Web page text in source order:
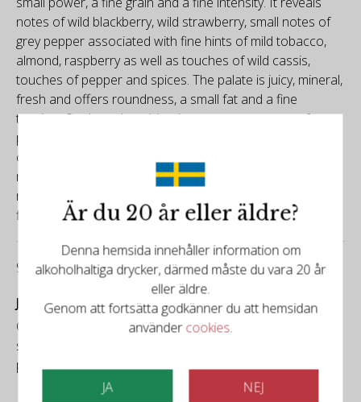
notes of wild blackberry, wild strawberry, small notes of
grey pepper associated with fine hints of mild tobacco,
almond, raspberry as well as touches of wild cassis,
touches of pepper and spices. The palate is juicy, mineral,
fresh and offers roundness, a small fat and a fine
tension. On the palate this wine expresses notes of
pulpy/juicy blackberry, juicy raspberry, small notes of
cassis associated with touches of violet, lily, a racy
minerality/sense of the place as well as hints of zan,
nutmeg and sweet spices. Tannins are well-built and very
finely firm. Good length and good persistence.
92/100
James Suckling
Currant, berry and tobacco aromas and flavors with
some thyme and coffee bean. Full-bodied, chewy and
polished. Needs time to soften. Try after 2024.
Är du 20 år eller äldre?
Denna hemsida innehåller information om
alkoholhaltiga drycker, därmed måste du vara 20 år
eller äldre.
Genom att fortsätta godkänner du att hemsidan
användercookies.
JA NEJ